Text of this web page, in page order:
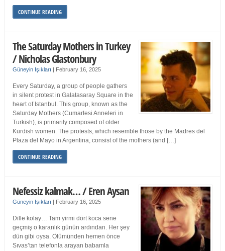
CONTINUE READING
The Saturday Mothers in Turkey
/ Nicholas Glastonbury
Güneyin Işıkları | February 16, 2025
Every Saturday, a group of people gathers
in silent protest in Galatasaray Square in the
heart of Istanbul. This group, known as the
Saturday Mothers (Cumartesi Anneleri in
Turkish), is primarily composed of older
Kurdish women. The protests, which resemble those by the Madres del
Plaza del Mayo in Argentina, consist of the mothers (and […]
CONTINUE READING
Nefessiz kalmak… / Eren Aysan
Güneyin Işıkları | February 16, 2025
Dille kolay… Tam yirmi dört koca sene
geçmiş o karanlık günün ardından. Her şey
dün gibi oysa. Ölümünden hemen önce
Sıvas’tan telefonla arayan babamla